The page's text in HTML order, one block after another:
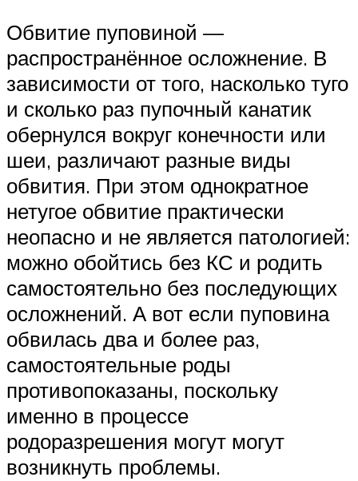
Обвитие пуповиной —
распространённое осложнение. В
зависимости от того, насколько туго
и сколько раз пупочный канатик
обернулся вокруг конечности или
шеи, различают разные виды
обвития. При этом однократное
нетугое обвитие практически
неопасно и не является патологией:
можно обойтись без КС и родить
самостоятельно без последующих
осложнений. А вот если пуповина
обвилась два и более раз,
самостоятельные роды
противопоказаны, поскольку
именно в процессе
родоразрешения могут могут
возникнуть проблемы.